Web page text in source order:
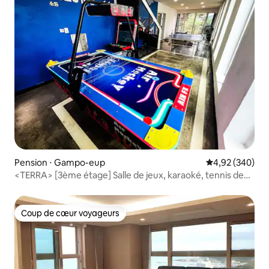
Pension ⋅ Gampo-eup Évaluation
4,92 (340)
<TERRA> [3ème étage] Salle de jeux, karaoké, tennis de
Coup de cœur voyageurs
Coup de cœur voyageurs